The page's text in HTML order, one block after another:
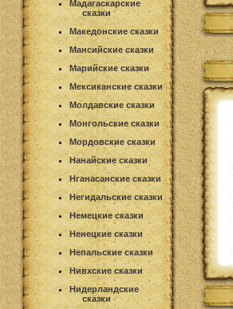
Мадагаскарские
сказки
Македонские сказки
Мансийские сказки
Марийские сказки
Мексиканские сказки
Молдавские сказки
Монгольские сказки
Мордовские сказки
Нанайские сказки
Нганасанские сказки
Негидальские сказки
Немецкие сказки
Ненецкие сказки
Непальские сказки
Нивхские сказки
Нидерландские
сказки